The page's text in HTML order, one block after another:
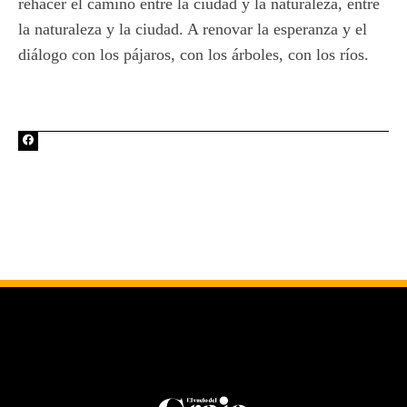
la naturaleza y la ciudad. A renovar la esperanza y el
diálogo con los pájaros, con los árboles, con los ríos.